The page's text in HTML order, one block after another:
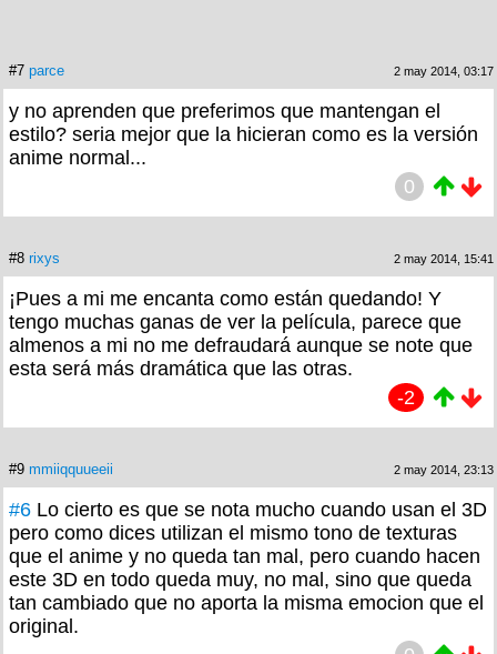
#7 parce 2 may 2014, 03:17
y no aprenden que preferimos que mantengan el
estilo? seria mejor que la hicieran como es la versión
anime normal...
0
#8 rixys 2 may 2014, 15:41
¡Pues a mi me encanta como están quedando! Y
tengo muchas ganas de ver la película, parece que
almenos a mi no me defraudará aunque se note que
esta será más dramática que las otras.
-2
#9 mmiiqquueeii 2 may 2014, 23:13
#6 Lo cierto es que se nota mucho cuando usan el 3D
pero como dices utilizan el mismo tono de texturas
que el anime y no queda tan mal, pero cuando hacen
este 3D en todo queda muy, no mal, sino que queda
tan cambiado que no aporta la misma emocion que el
original.